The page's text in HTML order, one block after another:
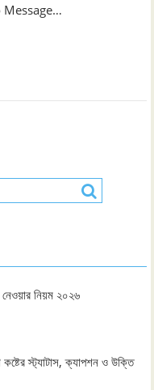
Message…
নিয়ম ২০২৬
স্ট্যাটাস, ক্যাপশন ও উক্তি